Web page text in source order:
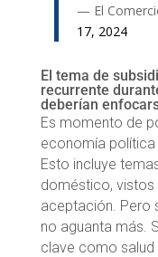
— El
17, 2024
El tema de
recurrente
deberían
Es momento de
economía política
Esto incluye
doméstico, vistos
aceptación. Pero
no aguanta más.
clave como salud